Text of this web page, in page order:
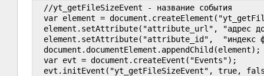
  //yt_getFileSizeEvent - название события
var element =
element.setAttribute("attribute_url", "адрес
element.setAttribute("attribute_id",  "индекс
  document.documentElement.appendChild(element);
  var evt = document.createEvent("Events");
evt.initEvent("yt_getFileSizeEvent", true,